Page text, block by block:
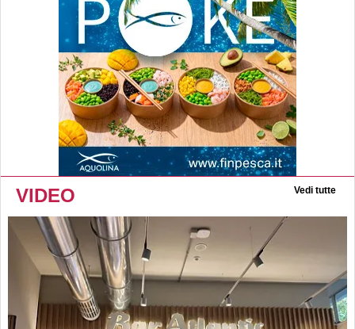
VIDEO Vedi tutte